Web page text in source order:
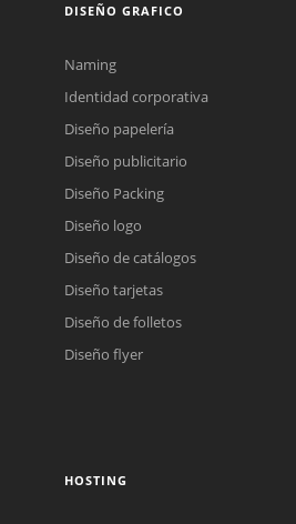
DISEÑO GRAFICO
Naming
Identidad corporativa
Diseño papelería
Diseño publicitario
Diseño Packing
Diseño logo
Diseño de catálogos
Diseño tarjetas
Diseño de folletos
Diseño flyer
HOSTING